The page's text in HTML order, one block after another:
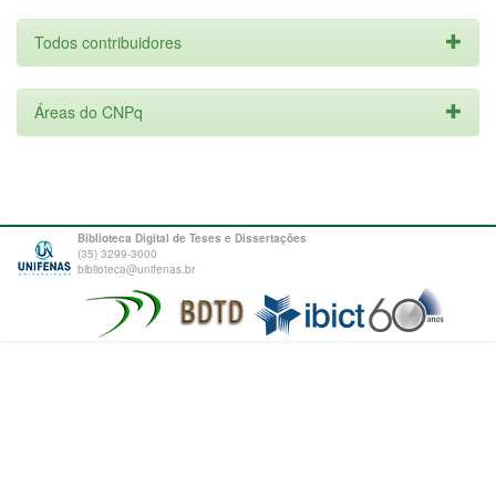
Todos contribuidores
Áreas do CNPq
Biblioteca Digital de Teses e Dissertações
(35) 3299-3000
biblioteca@unifenas.br